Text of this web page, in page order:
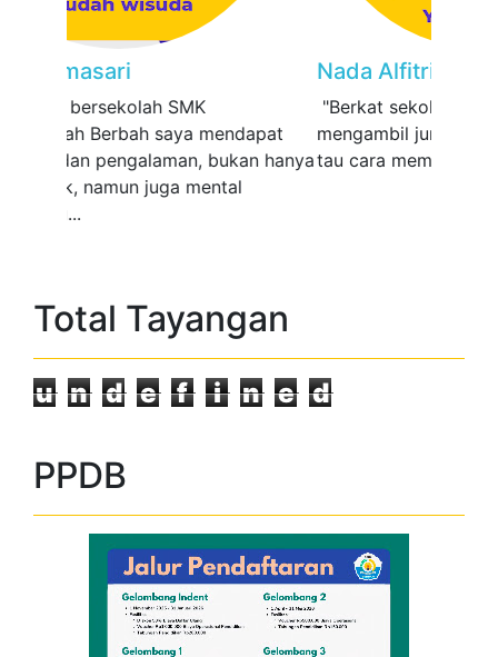
Nada Alfitriyana
"Berkat sekolah di smk berbah dan
mengambil jurusan tata busana, saya bisa
tau cara membuat baju dan lainnya"...
u n d e f i n e
PPDB